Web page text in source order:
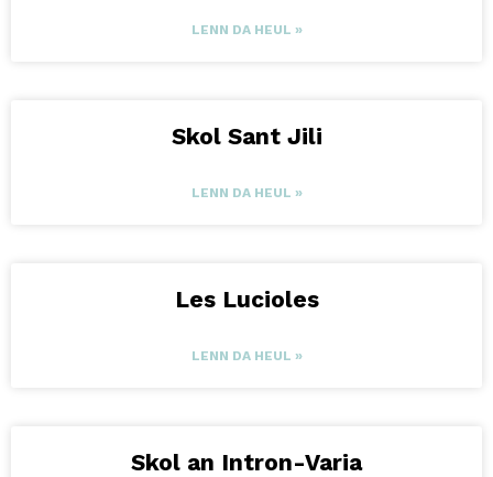
LENN DA HEUL »
Skol Sant Jili
LENN DA HEUL »
Les Lucioles
LENN DA HEUL »
Skol an Intron-Varia